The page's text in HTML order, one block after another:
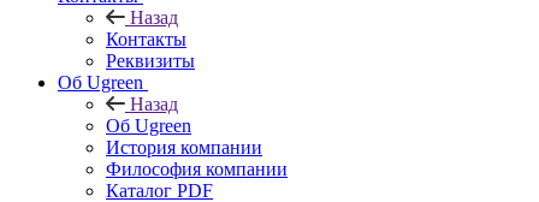
Назад
Контакты
Реквизиты
Об Ugreen
Назад
Об Ugreen
История компании
Философия компании
Каталог PDF